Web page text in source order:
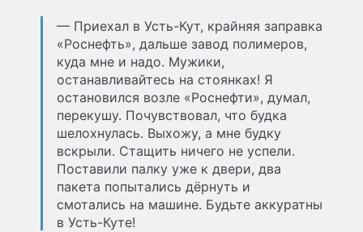
— Приехал в Усть-Кут, крайняя заправка
«Роснефть», дальше завод полимеров,
куда мне и надо. Мужики,
останавливайтесь на стоянках! Я
остановился возле «Роснефти», думал,
перекушу. Почувствовал, что будка
шелохнулась. Выхожу, а мне будку
вскрыли. Стащить ничего не успели.
Поставили палку уже к двери, два
пакета попытались дёрнуть и
смотались на машине. Будьте аккуратны
в Усть-Куте!